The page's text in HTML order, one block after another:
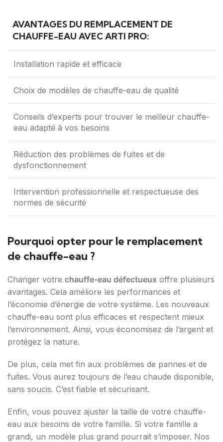
AVANTAGES DU REMPLACEMENT DE
CHAUFFE-EAU AVEC ARTI PRO:
Installation rapide et efficace
Choix de modèles de chauffe-eau de qualité
Conseils d’experts pour trouver le meilleur chauffe-
eau adapté à vos besoins
Réduction des problèmes de fuites et de
dysfonctionnement
Intervention professionnelle et respectueuse des
normes de sécurité
Pourquoi opter pour le remplacement
de chauffe-eau ?
Changer votre chauffe-eau défectueux offre plusieurs
avantages. Cela améliore les performances et
l’économie d’énergie de votre système. Les nouveaux
chauffe-eau sont plus efficaces et respectent mieux
l’environnement. Ainsi, vous économisez de l’argent et
protégez la nature.
De plus, cela met fin aux problèmes de pannes et de
fuites. Vous aurez toujours de l’eau chaude disponible,
sans soucis. C’est fiable et sécurisant.
Enfin, vous pouvez ajuster la taille de votre chauffe-
eau aux besoins de votre famille. Si votre famille a
grandi, un modèle plus grand pourrait s’imposer. Nos